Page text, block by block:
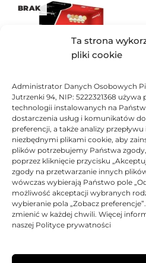
Ta strona
pliki cookie
Administrator Danych Osobowych
Jutrzenki 94, NIP: 5222321368
technologii instalowanych na
dostarczenia usług i komunikatów
preferencji, a także analizy
niezbędnymi plikami cookie, aby
plików potrzebujemy Państwa
poprzez kliknięcie przycisku
zgody na przetwarzanie innych
wówczas wybierają Państwo pole
możliwość akceptacji wybranych
wybieranie pola „Zobacz
zmienić w każdej chwili. Więcej
naszej Polityce prywatności
BRAK
Toner Asarto zamiennik do
HP 24X Q2624X
108,20zł
BRAK